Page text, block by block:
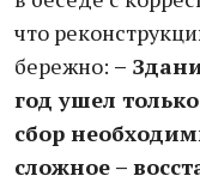
что
бережно: –
год ушел
сбор
сложное –